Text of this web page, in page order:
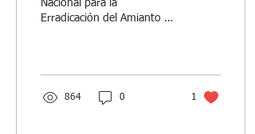
hasta el 2032
Nacional para la
Erradicación del Amianto en
864 0 1